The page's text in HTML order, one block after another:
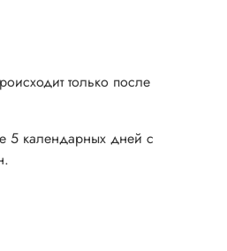
только после
5 календарных дней с